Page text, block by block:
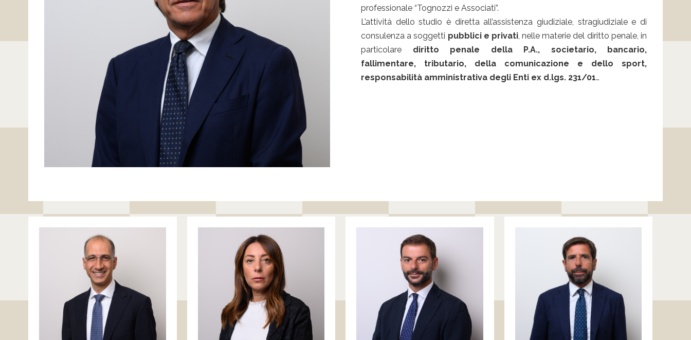
professionale “Tognozzi e Associati”.
L’attività dello studio è diretta all’assistenza giudiziale, stragiudiziale e di
consulenza a soggetti pubblici e privati, nelle materie del diritto penale, in
particolare diritto penale della P.A., societario, bancario,
fallimentare, tributario, della comunicazione e dello sport,
responsabilità amministrativa degli Enti ex d.lgs. 231/01…